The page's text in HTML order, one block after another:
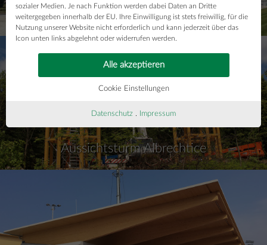
Tribüne Bicske
Aussichtsturm Albrechtice
sozialer Medien. Je nach Funktion werden dabei Daten an Dritte
weitergegeben innerhalb der EU. Ihre Einwilligung ist stets freiwillig, für die
Nutzung unserer Website nicht erforderlich und kann jederzeit über das
Icon unten links abgelehnt oder widerrufen werden.
Cookie Einstellungen
Alle akzeptieren
Datenschutz . Impressum